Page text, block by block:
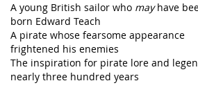
A young British sailor who mayhave
born Edward Teach
A pirate whose fearsome appearance
frightened his enemies
The inspiration for pirate lore and
nearly three hundred years